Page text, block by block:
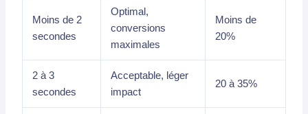
Moins de 2
secondes
Optimal,
conversions
maximales
Moins de
20%
2 à 3
secondes
Acceptable, léger
impact
20 à 35%